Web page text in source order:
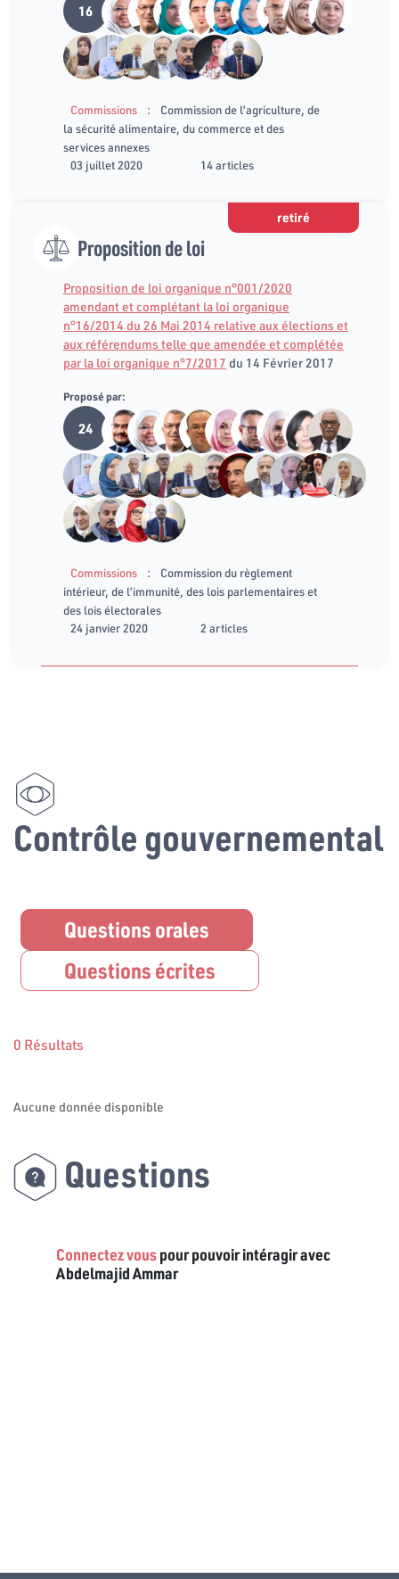
16
Commissions :
Commission de l’agriculture, de
la sécurité alimentaire, du commerce et des
services annexes
03 juillet 2020
14 articles
retiré
Proposition de loi
Proposition de loi organique n°001/2020
amendant et complétant la loi organique
n°16/2014 du 26 Mai 2014 relative aux élections et
aux référendums telle que amendée et complétée
par la loi organique n°7/2017 du 14 Février 2017
Proposé par:
24
Commissions :
Commission du règlement
intérieur, de l’immunité, des lois parlementaires et
des lois électorales
24 janvier 2020
2 articles
Contrôle gouvernemental
Questions orales
Questions écrites
0 Résultats
Aucune donnée disponible
Questions
Connectez vouspour pouvoir intéragir avec
Abdelmajid Ammar